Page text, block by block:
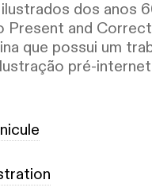
dos anos
Present and
que possui um
pré-